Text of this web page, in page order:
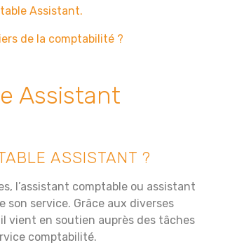
Assistant.
de la comptabilité ?
Assistant
ASSISTANT ?
l’assistant comptable ou assistant
son service. Grâce aux diverses
vient en soutien auprès des tâches
comptabilité.